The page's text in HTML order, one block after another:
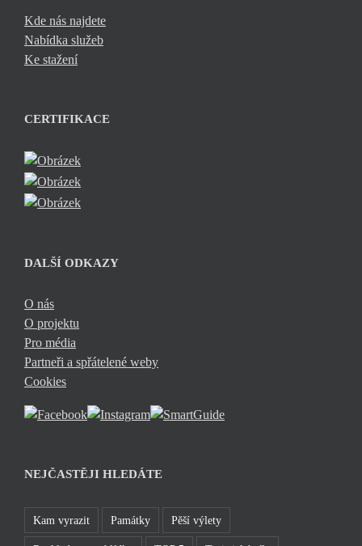
Kde nás najdete
Nabídka služeb
Ke stažení
CERTIFIKACE
DALŠÍ ODKAZY
O nás
O projektu
Pro média
Partneři a spřátelené weby
Cookies
NEJČASTĚJI HLEDÁTE
Kam vyrazit Památky Pěší výlety